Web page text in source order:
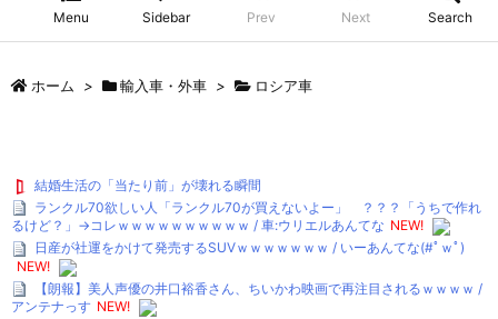
Menu Sidebar Prev Next Search
ホーム > 輸入車・外車 > ロシア車
結婚生活の「当たり前」が壊れる瞬間
ランクル70欲しい人「ランクル70が買えないよー」 ？？？「うちで作れ
るけど？」→コレｗｗｗｗｗｗｗｗｗｗ / 車:ウリエルあんてな NEW!
日産が社運をかけて発売するSUVｗｗｗｗｗｗｗ / いーあんてな(#ﾟｗﾟ)
NEW!
【朗報】美人声優の井口裕香さん、ちいかわ映画で再注目されるｗｗｗｗ /
アンテナっす NEW!